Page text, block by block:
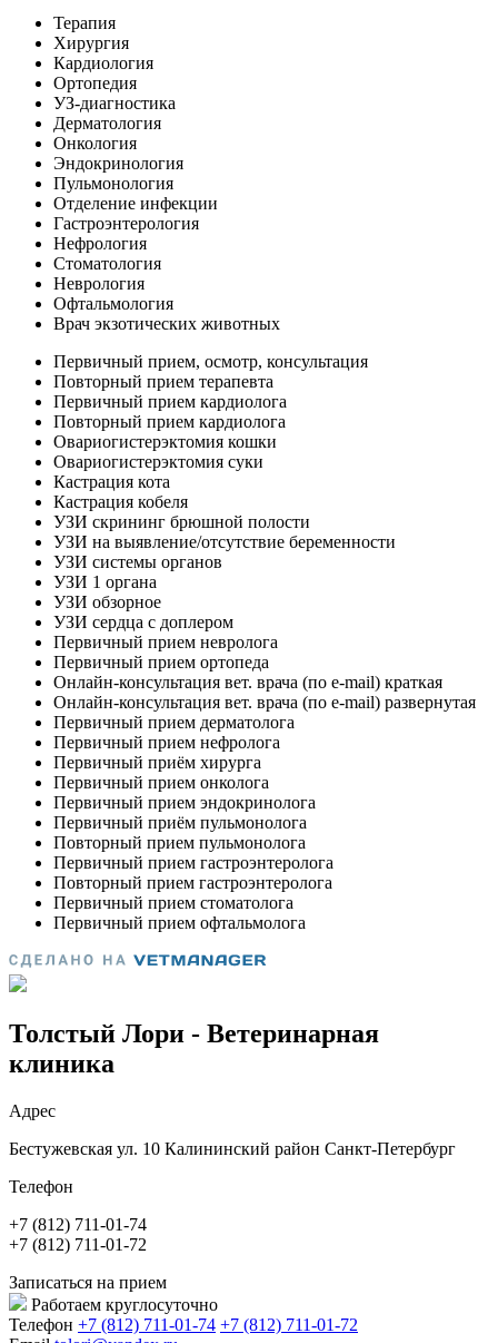
Толстый Лори - Ветеринарная
клиника
Адрес
Бестужевская ул. 10 Калининский район Санкт-Петербург
Телефон
+7 (812) 711-01-74
+7 (812) 711-01-72
Записаться на прием
Работаем круглосуточно
Телефон +7 (812) 711-01-74 +7 (812) 711-01-72